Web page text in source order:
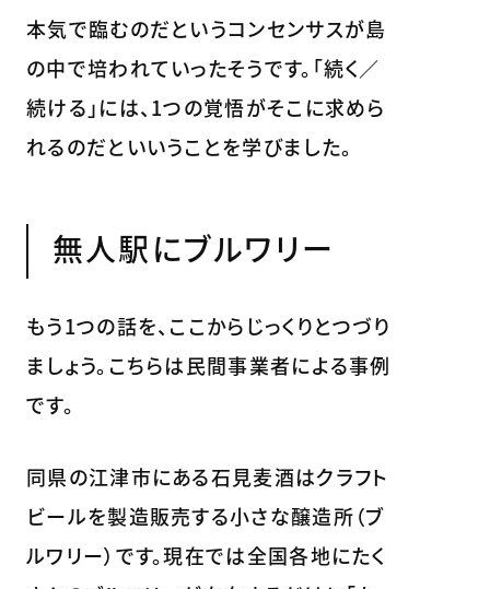
本気で臨むのだというコンセンサスが島
の中で培われていったそうです。「続く／
続ける」には、1つの覚悟がそこに求めら
れるのだといいうことを学びました。
無人駅にブルワリー
もう1つの話を、ここからじっくりとつづり
ましょう。こちらは民間事業者による事例
です。
同県の江津市にある石見麦酒はクラフト
ビールを製造販売する小さな醸造所（ブ
ルワリー）です。現在では全国各地にたく